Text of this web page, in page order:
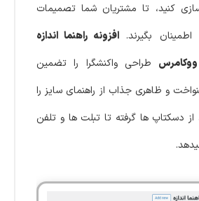
کنید، تا مشتریان شما تصمیمات
بگیرند. افزونه راهنما اندازه
طراحی واکنشگرا را تضمین
و ظاهری جذاب از راهنمای سایز را
از دسکتاپ ها گرفته تا تبلت ها و تلفن